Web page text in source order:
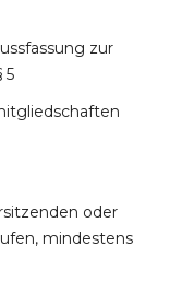
zur
5
oder
mindestens